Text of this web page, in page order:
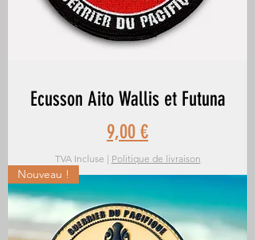
Ecusson Aito Wallis et Futuna
Prix
9,00 €
TVA Incluse | Politique de livraison
Nouveau !